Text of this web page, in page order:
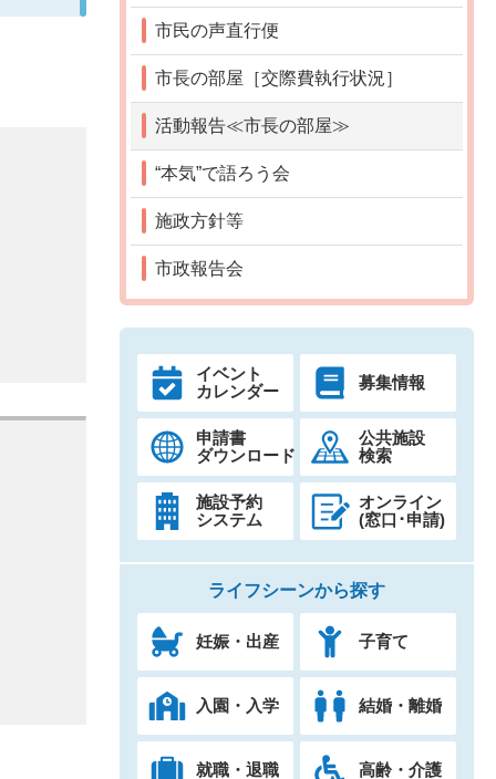
市民の声直行便
市長の部屋［交際費執行状況］
活動報告≪市長の部屋≫
“本気”で語ろう会
施政方針等
市政報告会
イベント
カレンダー
募集情報
申請書
ダウンロード
公共施設
検索
施設予約
システム
オンライン
(窓口･申請)
ライフシーンから探す
妊娠・出産 子育て
入園・入学 結婚・離婚
就職・退職 高齢・介護